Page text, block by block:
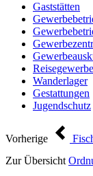
Gaststätten
Reisegewerbe
Wanderlager
Gestattungen
Jugendschutz
Vorherige
Zur Übersicht